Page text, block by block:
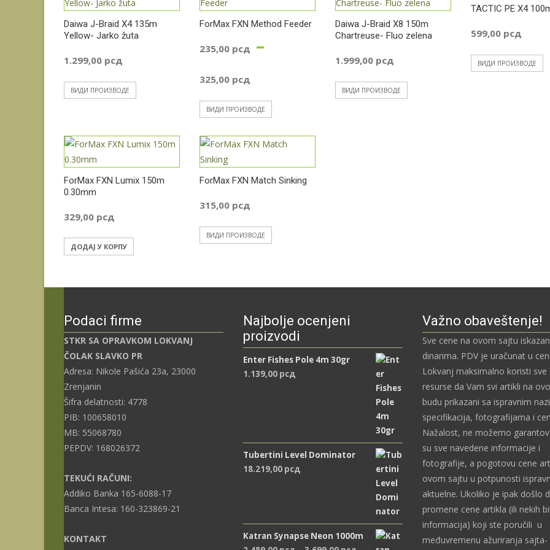
Daiwa J-Braid X4 135m
Yellow- Jarko žuta
1.299,00 рсд
ВИДИ ПРОИЗВОДЕ
ForMax FXN Method Feeder
235,00 рсд –
325,00 рсд
цена:
од
235,00 рсд
325,00 рсд
ВИДИ ПРОИЗВОДЕ
Daiwa J-Braid X8 150m
Chartreuse- Fluo zelena
1.999,00 рсд
ВИДИ ПРОИЗВОДЕ
TACTIC PE X4
599,00 рсд
ВИДИ ПРОИЗВОДЕ
ForMax FXN Lumix 150m
0.30mm
329,00 рсд
ДОДАЈ У КОРПУ
ForMax FXN Match Sinking
315,00 рсд
ВИДИ ПРОИЗВОДЕ
Podaci firme
STKR SA OPRAVKOM LOKVANJ
ČOLAK SLAVKO PR
Adresa: Nikole Pašića 23a, 23000
Zrenjanin
Šifra delatnosti: 4778
PIB: 100658010
MB: 55068780
PEPDV: 168026372
TEKUĆI RAČUNI:
Addiko Banka 165-6088-17
Banca Intesa: 160-323869-21
KONTAKT
Najbolje ocenjeni
proizvodi
Enter Fishes Pole 4m 30gr
1.139,00 рсд
Tubertini Level Dominator
18.219,00 рсд
Katran Synapse Neon 1000m
Važno obaveštenje!
Sve cene na ovom sajtu
dinarima. PDV je uračunat u
Lokvanj maksimalno koristi sve
resurse da Vam svi artikli na
budu prikazani sa ispravnim
specifikacija, fotografijama i
Nažalost, ne možemo
su sve navedene informacije i
fotografije, a pogotovu cene
ovom sajtu u potpunosti
aktuelne. Ukoliko je ipak došlo
promene cene artikla (ili nekih
informacija) koji ste poručili u
međuvremenu ažuriranja sajta-